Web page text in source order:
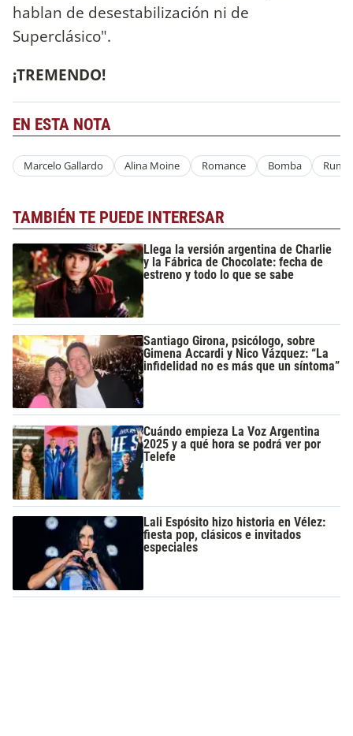
hablan de desestabilización ni de
Superclásico".
¡TREMENDO!
EN ESTA NOTA
Marcelo Gallardo Alina Moine Romance Bomba
TAMBIÉN TE PUEDE INTERESAR
Llega la versión argentina de Charlie
y la Fábrica de Chocolate: fecha de
estreno y todo lo que se sabe
Santiago Girona, psicólogo, sobre
Gimena Accardi y Nico Vázquez: “La
infidelidad no es más que un síntoma”
Cuándo empieza La Voz Argentina
2025 y a qué hora se podrá ver por
Telefe
Lali Espósito hizo historia en Vélez:
fiesta pop, clásicos e invitados
especiales